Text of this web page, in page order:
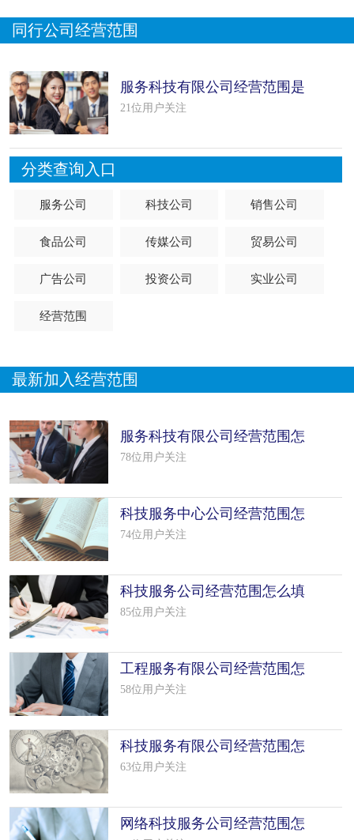
同行公司经营范围
服务科技有限公司经营范围是
什么（精
21位用户关注
分类查询入口
服务公司 科技公司 销售公司
食品公司 传媒公司 贸易公司
广告公司 投资公司 实业公司
经营范围
最新加入经营范围
服务科技有限公司经营范围怎
么填写（5个模板）
78位用户关注
科技服务中心公司经营范围怎
么填写（7个模板）
74位用户关注
科技服务公司经营范围怎么填
写（50个模板）
85位用户关注
工程服务有限公司经营范围怎
么填写（50个模板）
58位用户关注
科技服务有限公司经营范围怎
么填写（50个模板）
63位用户关注
网络科技服务公司经营范围怎